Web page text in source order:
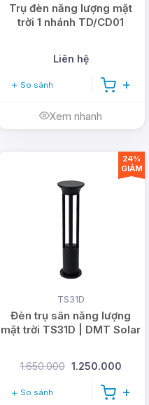
Trụ đèn năng lượng mặt
trời 1 nhánh TD/CD01
Liên hệ
So sánh
Xem nhanh
TS31D
Đèn trụ sân năng lượng
mặt trời TS31D | DMT Solar
1.650.000 1.250.000
So sánh
24%
GIẢM